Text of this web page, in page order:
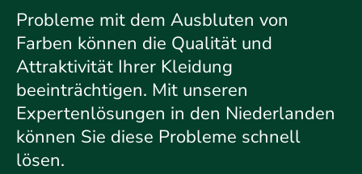
Probleme mit dem Ausbluten von
Farben können die Qualität und
Attraktivität Ihrer Kleidung
beeinträchtigen. Mit unseren
Expertenlösungen in den Niederlanden
können Sie diese Probleme schnell
lösen.